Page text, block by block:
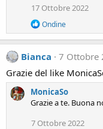
s
:
17 Ottobre 2022
R
e
a
t
i
o
n
s
Ondine
Bianca
7 Ottobre
Grazie del like
MonicaSo
Grazie a te. Buona
7 Ottobre 2022